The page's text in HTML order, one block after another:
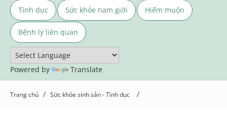
Tình dục Sức khỏe nam giới Hiếm muộn
Bệnh lý liên quan
Powered by Translate
Trang chủ / Sức khỏe sinh sản - Tình dục /